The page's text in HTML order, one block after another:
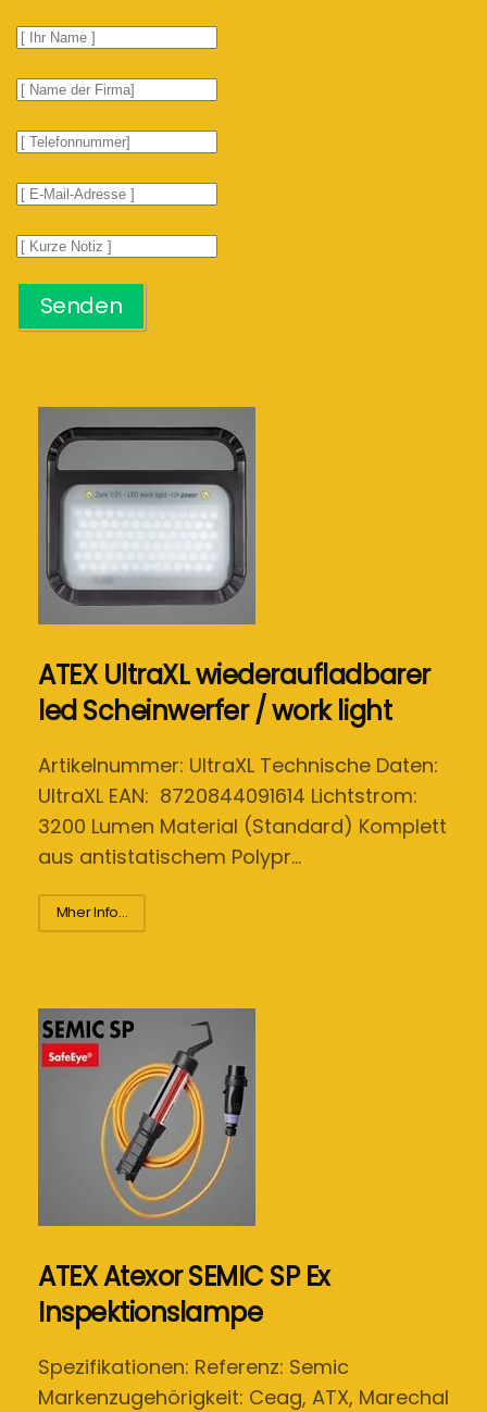
Senden
ATEX UltraXL wiederaufladbarer
led Scheinwerfer / work light
Artikelnummer: UltraXL Technische Daten:
UltraXL EAN: 8720844091614 Lichtstrom:
3200 Lumen Material (Standard) Komplett
aus antistatischem Polypr…
Mher Info...
ATEX Atexor SEMIC SP Ex
Inspektionslampe
Spezifikationen: Referenz: Semic
Markenzugehörigkeit: Ceag, ATX, Marechal